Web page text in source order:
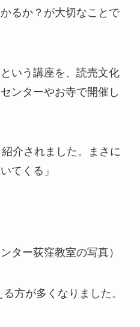
るか？が大切なことで
いう講座を、読売文化
ンターやお寺で開催し
介されました。まさに
てくる」
ター荻窪教室の写真）
方が多くなりました。